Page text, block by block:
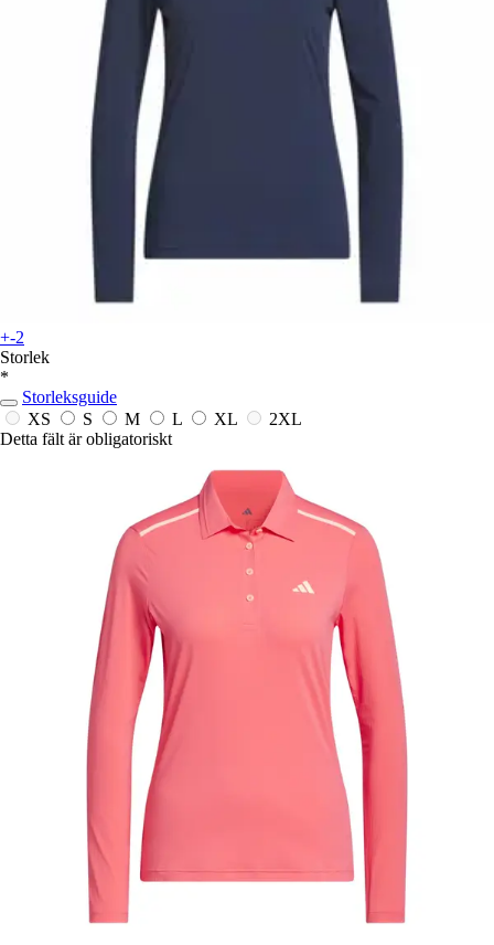
+-2
Storlek
*
Storleksguide
XS
S M L XL
2XL
Detta fält är obligatoriskt